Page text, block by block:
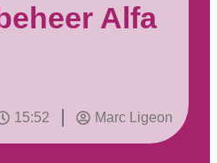
Alfa
15:52 Marc Ligeon